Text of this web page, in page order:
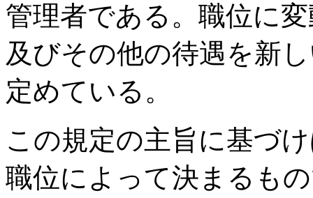
管理者である。職位に
及びその他の待遇を新
定めている。
この規定の主旨に基づ
職位によって決まるも